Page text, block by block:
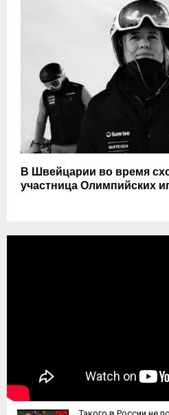
В Швейцарии во время
участница Олимпийских